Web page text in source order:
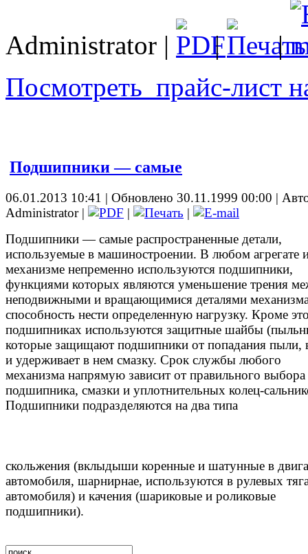
Administrator | |
|
Посмотреть прайс-лист
Подшипники — самые
06.01.2013 10:41 | Обновлено 30.11.1999 00:00 |
Administrator |
|
|
Подшипники — самые распространенные детали,
используемые в машиностроении. В любом агрегате
механизме непременно используются подшипники,
функциями которых являются уменьшение трения
неподвижными и вращающимися деталями
способность нести определенную нагрузку. Кроме
подшипниках используются защитные шайбы
которые защищают подшипники от попадания пыли,
и удерживает в нем смазку. Срок службы любого
механизма напрямую зависит от правильного выбора
подшипника, смазки и уплотнительных колец-
Подшипники подразделяются на два типа
скольжения (вклыдыши коренные и шатунные в
автомобиля, шарнирнае, используются в рулевых
автомобиля) и качения (шариковые и роликовые
подшипники).